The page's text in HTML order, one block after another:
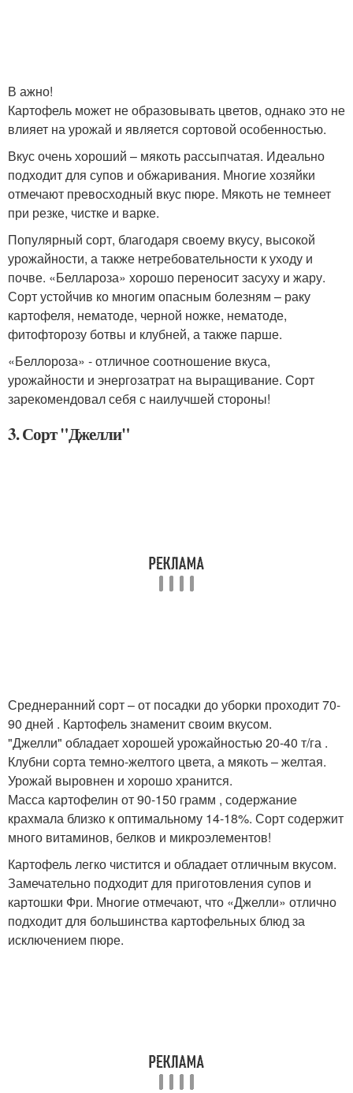
В ажно!
Картофель может не образовывать цветов, однако это не
влияет на урожай и является сортовой особенностью.
Вкус очень хороший – мякоть рассыпчатая. Идеально
подходит для супов и обжаривания. Многие хозяйки
отмечают превосходный вкус пюре. Мякоть не темнеет
при резке, чистке и варке.
Популярный сорт, благодаря своему вкусу, высокой
урожайности, а также нетребовательности к уходу и
почве. «Беллароза» хорошо переносит засуху и жару.
Сорт устойчив ко многим опасным болезням – раку
картофеля, нематоде, черной ножке, нематоде,
фитофторозу ботвы и клубней, а также парше.
«Беллороза» - отличное соотношение вкуса,
урожайности и энергозатрат на выращивание. Сорт
зарекомендовал себя с наилучшей стороны!
3. Сорт "Джелли"
Среднеранний сорт – от посадки до уборки проходит 70-
90 дней . Картофель знаменит своим вкусом.
"Джелли" обладает хорошей урожайностью 20-40 т/га .
Клубни сорта темно-желтого цвета, а мякоть – желтая.
Урожай выровнен и хорошо хранится.
Масса картофелин от 90-150 грамм , содержание
крахмала близко к оптимальному 14-18%. Сорт содержит
много витаминов, белков и микроэлементов!
Картофель легко чистится и обладает отличным вкусом.
Замечательно подходит для приготовления супов и
картошки Фри. Многие отмечают, что «Джелли» отлично
подходит для большинства картофельных блюд за
исключением пюре.